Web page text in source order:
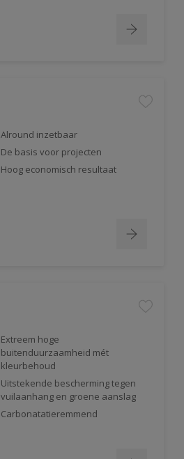
Alround inzetbaar
De basis voor projecten
Hoog economisch resultaat
Extreem hoge
buitenduurzaamheid mét
kleurbehoud
Uitstekende bescherming tegen
vuilaanhang en groene aanslag
Carbonatatieremmend